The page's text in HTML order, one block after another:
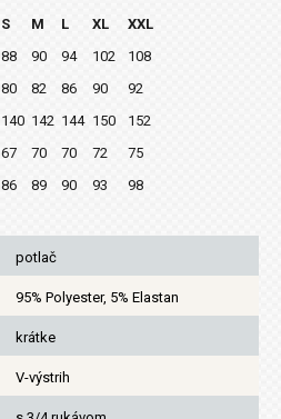
S M L XL
XXL
88 90 94 102
108
80 82 86 90
92
140 142 144 150
152
67 70 70 72
75
86 89 90 93 98
potlač
95% Polyester, 5% Elastan
krátke
V-výstrih